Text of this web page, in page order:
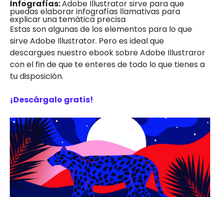
Infografías:Adobe Illustrator sirve para que
puedas elaborar infografías llamativas para
explicar una temática precisa
Estas son algunas de los elementos para lo que
sirve Adobe Illustrator. Pero es ideal que
descargues nuestro ebook sobre Adobe Illustraror
con el fin de que te enteres de todo lo que tienes a
tu disposición.
¡Descárgalo gratis!